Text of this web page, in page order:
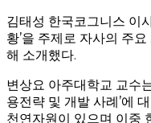
김태성 한국코그니스 이
황’을 주제로 자사의 주
해 소개했다.
변상요 아주대학교 교수
용전략 및 개발 사례’에
천연자원이 있으며 이중